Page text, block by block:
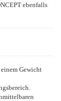
ebenfalls
Gewicht